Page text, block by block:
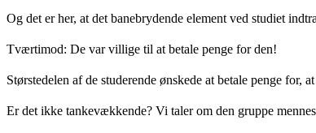
Og det er her, at det banebrydende element ved studiet
Tværtimod: De var villige til at betale penge for den!
Størstedelen af de studerende ønskede at betale penge for,
Er det ikke tankevækkende? Vi taler om den gruppe